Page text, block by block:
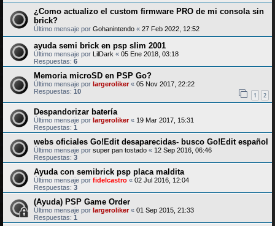
¿Como actualizo el custom firmware PRO de mi consola sin
brick?
Último mensaje por Gohanintendo « 27 Feb 2022, 12:52
ayuda semi brick en psp slim 2001
Último mensaje por LilDark « 05 Ene 2018, 03:18
Respuestas: 6
Memoria microSD en PSP Go?
Último mensaje por largeroliker« 05 Nov 2017, 22:22
Respuestas: 10 1 2
Despandorizar batería
Último mensaje por largeroliker« 19 Mar 2017, 15:31
Respuestas: 1
webs oficiales Go!Edit desaparecidas- busco Go!Edit español
Último mensaje por super pan tostado « 12 Sep 2016, 06:46
Respuestas: 3
Ayuda con semibrick psp placa maldita
Último mensaje por fidelcastro « 02 Jul 2016, 12:04
Respuestas: 3
(Ayuda) PSP Game Order
Último mensaje por largeroliker« 01 Sep 2015, 21:33
Respuestas: 1